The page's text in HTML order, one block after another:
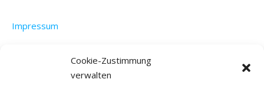
Cookie-Zustimmung
verwalten
Impressum